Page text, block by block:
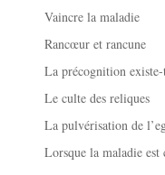
Vaincre la maladie
Rancœur et rancune
La précognition
Le culte des reliques
La pulvérisation de
Lorsque la maladie est